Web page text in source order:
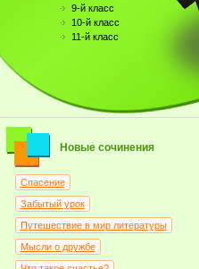
9-й класс
10-й класс
11-й класс
Новые сочинения
Спасение
Забытый урок
Путешествие в мир литературы
Мысли о дружбе